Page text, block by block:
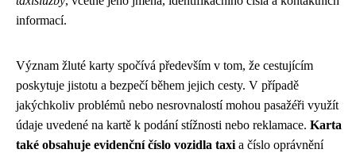
informací.
Význam žluté karty spočívá především v tom, že cestujícím
poskytuje jistotu a bezpečí během jejich cesty. V případě
jakýchkoliv problémů nebo nesrovnalostí mohou pasažéři využít
údaje uvedené na kartě k podání stížnosti nebo reklamace. Karta
také obsahuje evidenční číslo vozidla taxi a číslo oprávnění